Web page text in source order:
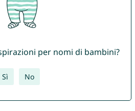
per nomi di bambini?
Sì No